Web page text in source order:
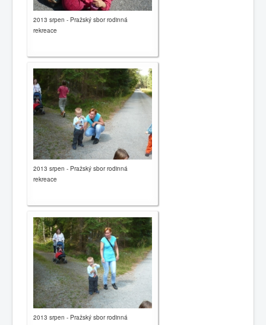
2013 srpen - Pražský sbor rodinná
rekreace
2013 srpen - Pražský sbor rodinná
rekreace
2013 srpen - Pražský sbor rodinná